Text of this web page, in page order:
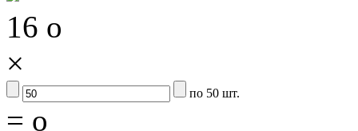
16 o
×
по 50 шт.
= o